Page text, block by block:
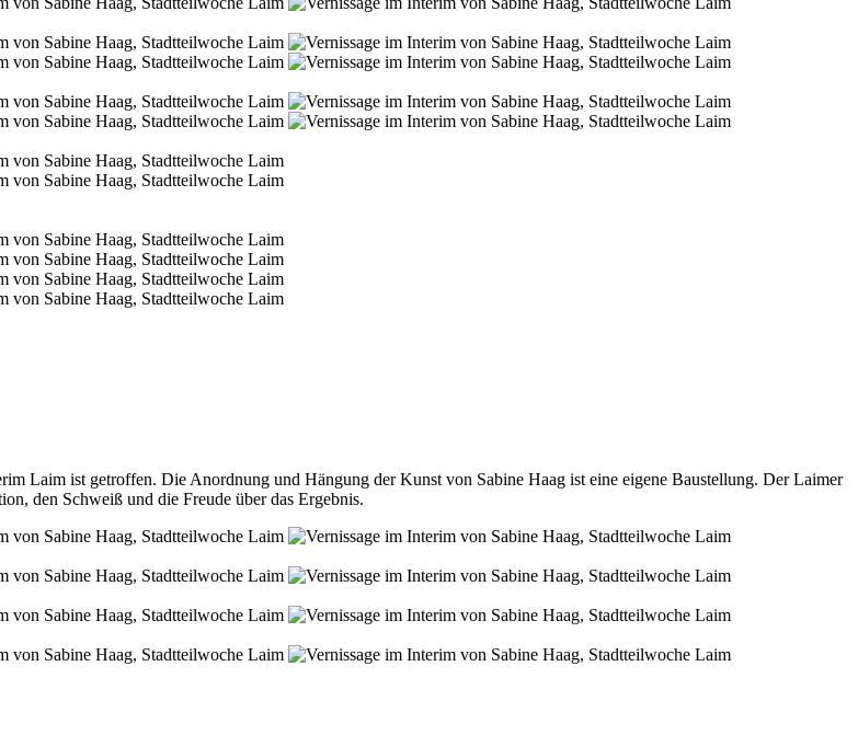
Laim ist getroffen. Die Anordnung und Hängung der Kunst von Sabine Haag ist eine eigene Baustellung. Der Laimer
den Schweiß und die Freude über das Ergebnis.